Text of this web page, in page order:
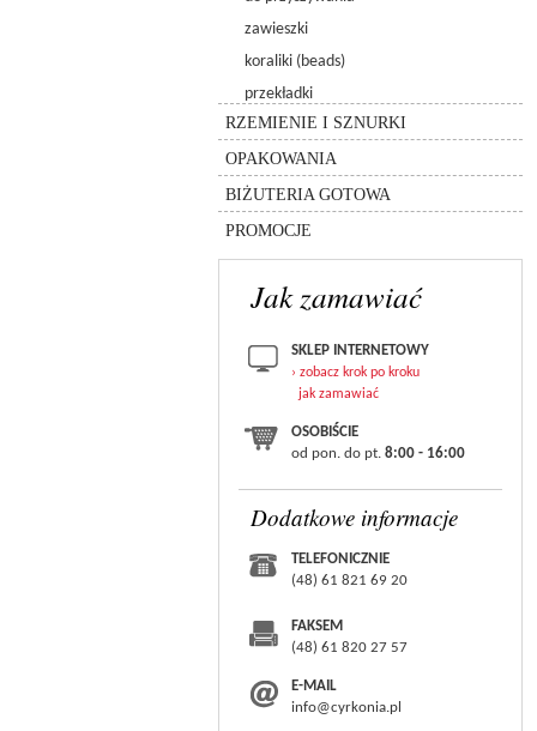
zawieszki
6480 - spike pendant
6049
koraliki (beads)
8558-lighting collection
przekładki
RZEMIENIE I SZNURKI
rzemień
silikon
sznurki
OPAKOWANIA
inne
pudełka
torebki
BIŻUTERIA GOTOWA
łańcuszki
inne
bransolety
zestawy
PROMOCJE
Jak zamawiać
SKLEP INTERNETOWY
› zobacz krok po kroku
jak zamawiać
OSOBIŚCIE
od pon. do pt. 8:00 - 16:00
Dodatkowe informacje
TELEFONICZNIE
(48) 61 821 69 20
FAKSEM
(48) 61 820 27 57
E-MAIL
info@cyrkonia.pl